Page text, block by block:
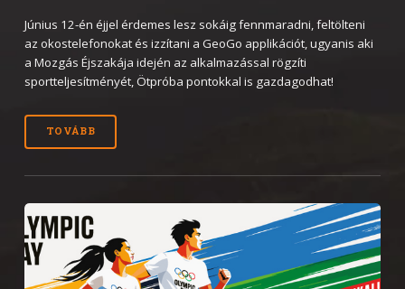
Június 12-én éjjel érdemes lesz sokáig fennmaradni, feltölteni
az okostelefonokat és izzítani a GeoGo applikációt, ugyanis aki
a Mozgás Éjszakája idején az alkalmazással rögzíti
sportteljesítményét, Ötpróba pontokkal is gazdagodhat!
TOVÁBB